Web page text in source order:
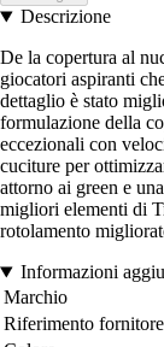
Descrizione
De la copertura al
giocatori aspiranti
dettaglio è stato
formulazione della
eccezionali con
cuciture per
attorno ai green e
migliori elementi di
rotolamento
Informazioni
Marchio
Riferimento fornitore